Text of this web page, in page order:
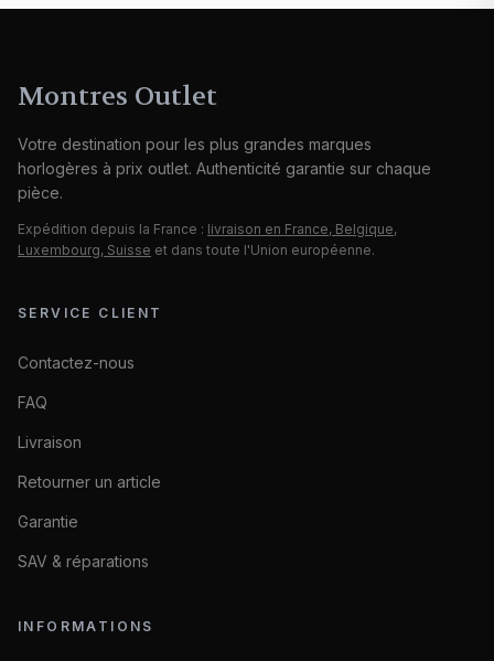
Montres Outlet
Votre destination pour les plus grandes marques
horlogères à prix outlet. Authenticité garantie sur chaque
pièce.
Expédition depuis la France : livraison en France, Belgique,
Luxembourg, Suisse et dans toute l'Union européenne.
SERVICE CLIENT
Contactez-nous
FAQ
Livraison
Retourner un article
Garantie
SAV & réparations
INFORMATIONS